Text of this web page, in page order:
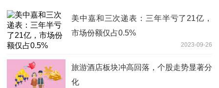
美中嘉和三次递表：三年半亏了21亿，
市场份额仅占0.5%
2023-09-26
旅游酒店板块冲高回落，个股走势显著分
化